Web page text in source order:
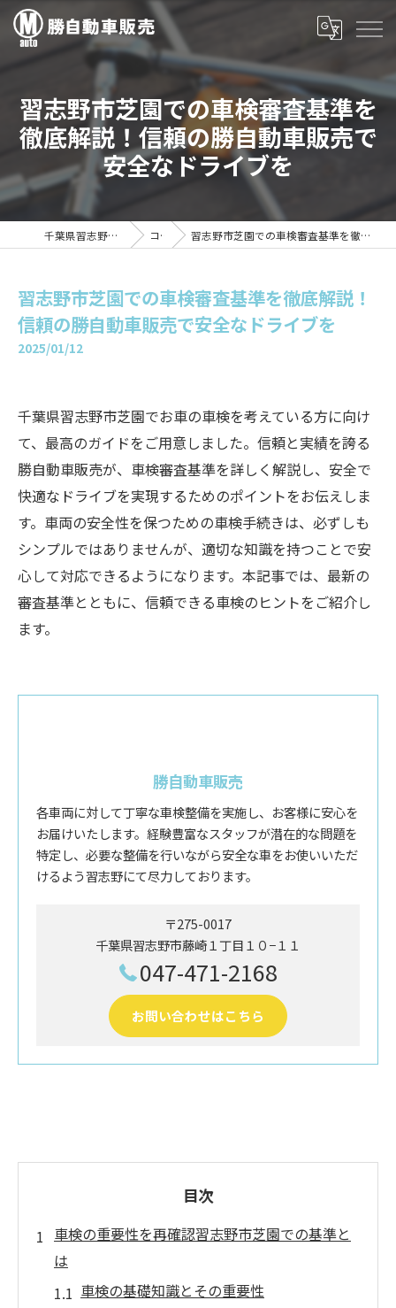
習志野市芝園での車検審査基準を
徹底解説！信頼の勝自動車販売で
安全なドライブを
千葉県習志野の車検は勝自動車販売 コラム 習志野市芝園での車検審査基準を徹底解説！信頼の勝自動車販売で安全なドライブを
習志野市芝園での車検審査基準を徹底解説！
信頼の勝自動車販売で安全なドライブを
2025/01/12
千葉県習志野市芝園でお車の車検を考えている方に向け
て、最高のガイドをご用意しました。信頼と実績を誇る
勝自動車販売が、車検審査基準を詳しく解説し、安全で
快適なドライブを実現するためのポイントをお伝えしま
す。車両の安全性を保つための車検手続きは、必ずしも
シンプルではありませんが、適切な知識を持つことで安
心して対応できるようになります。本記事では、最新の
審査基準とともに、信頼できる車検のヒントをご紹介し
ます。
勝自動車販売
各車両に対して丁寧な車検整備を実施し、お客様に安心を
お届けいたします。経験豊富なスタッフが潜在的な問題を
特定し、必要な整備を行いながら安全な車をお使いいただ
けるよう習志野にて尽力しております。
〒275-0017
千葉県習志野市藤崎１丁目１０−１１
047-471-2168
お問い合わせはこちら
目次
車検の重要性を再確認習志野市芝園での基準と
は
車検の基礎知識とその重要性